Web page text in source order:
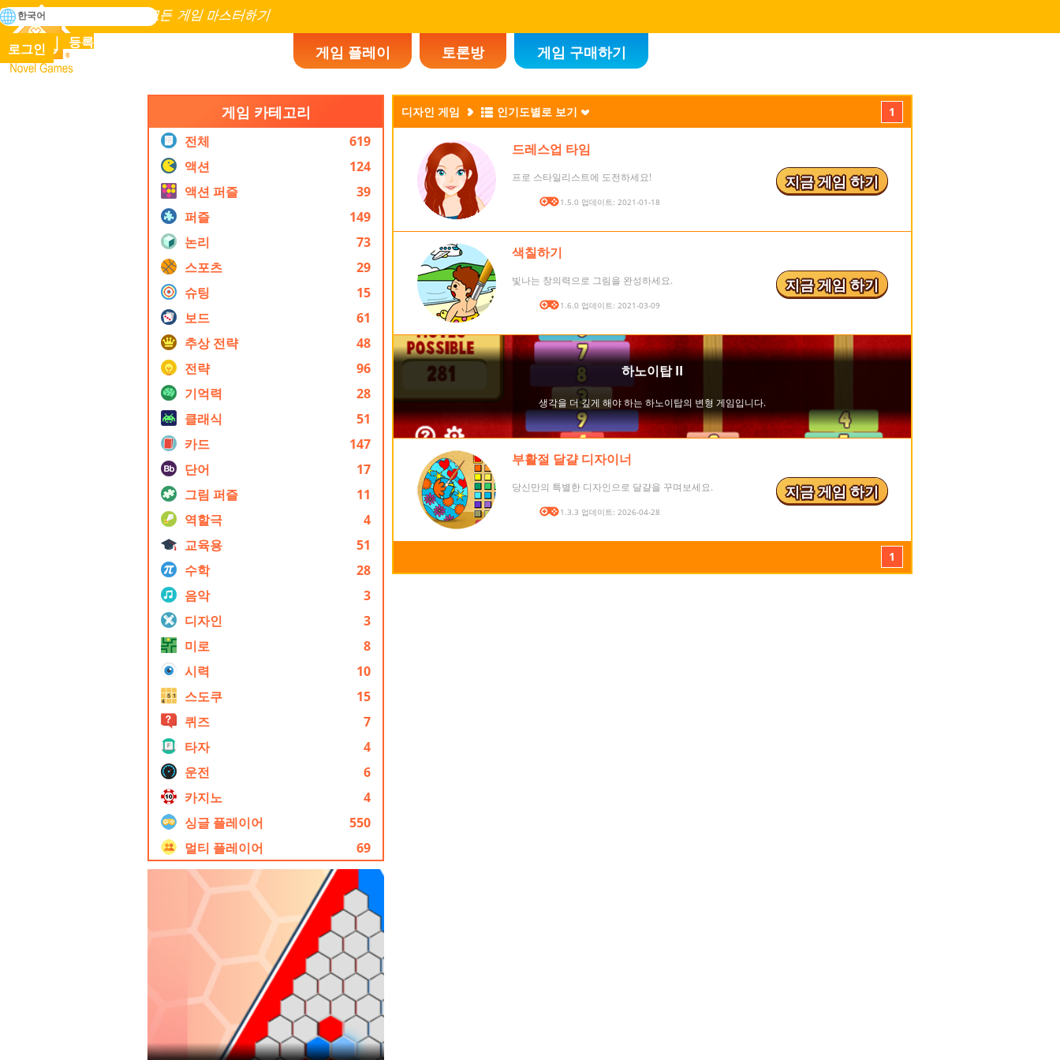
Novel Games
인류 역사에 존재하는 모든 게임 마스터하기
검
색
게임 플레이 토론방 게임 구매하기
로그인 등록
한국어
게임 카테고리
전체
619
액션
124
액션 퍼즐
39
퍼즐
149
논리
73
스포츠
29
슈팅
15
보드
61
추상 전략
48
전략
96
기억력
28
클래식
51
카드
147
단어
17
그림 퍼즐
11
역할극
4
교육용
51
수학
28
음악
3
디자인
3
미로
8
시력
10
스도쿠
15
퀴즈
7
타자
4
운전
6
카지노
4
싱글 플레이어
550
멀티 플레이어
69
디자인 게임 인기도별로 보기 1
드레스업 타임
프로 스타일리스트에 도전하세요!
버전: 1.5.0 업데이트: 2021-01-18
지금 게임 하기
색칠하기
빛나는 창의력으로 그림을 완성하세요.
버전: 1.6.0 업데이트: 2021-03-09
지금 게임 하기
부활절 달걀 디자이너
당신만의 특별한 디자인으로 달걀을 꾸며보세요.
버전: 1.3.3 업데이트: 2026-04-28
지금 게임 하기
1